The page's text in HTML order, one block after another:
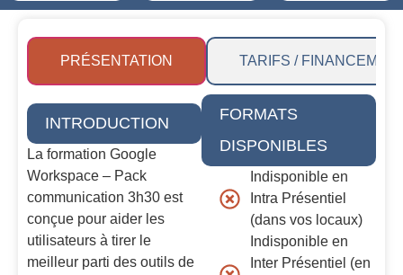
PRÉSENTATION TARIFS /
INTRODUCTION
La formation Google
Workspace – Pack
communication 3h30 est
conçue pour aider les
utilisateurs à tirer le
meilleur parti des outils de
FORMATS
DISPONIBLES
Indisponible en
Intra Présentiel
(dans vos locaux)
Indisponible en
Inter Présentiel (en